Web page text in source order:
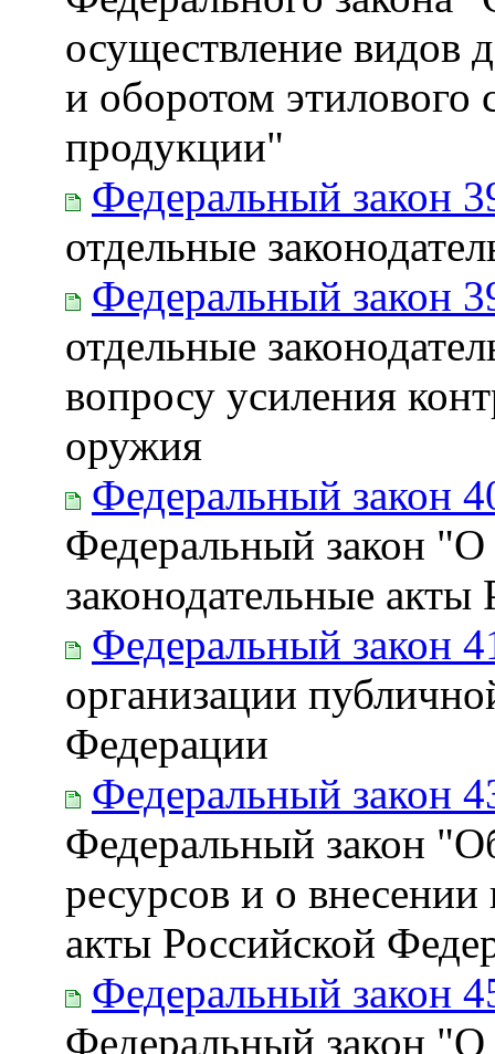
осуществление видов
и оборотом этилового
продукции"
Федеральный закон
отдельные
Федеральный закон
отдельные
вопросу усиления
оружия
Федеральный закон
Федеральный закон
законодательные
Федеральный закон
организации
Федерации
Федеральный закон
Федеральный закон
ресурсов и о
акты Российской
Федеральный закон
Федеральный закон